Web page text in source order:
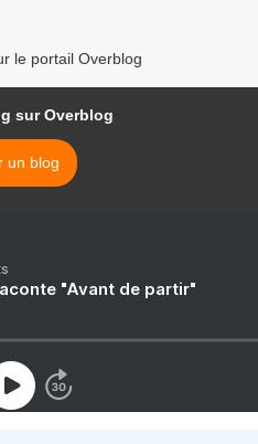
le portail Overblog
sur Overblog
un blog
"Avant de partir"